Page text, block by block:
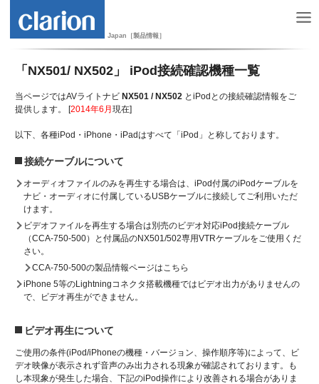
Japan［製品情報］
「NX501/ NX502」 iPod接続確認機種一覧
当ページではAVライトナビ NX501 / NX502 とiPodとの接続確認情報をご
提供します。 [2014年6月現在]
以下、各種iPod・iPhone・iPadはすべて「iPod」と称しております。
接続ケーブルについて
オーディオファイルのみを再生する場合は、iPod付属のiPodケーブルを
ナビ・オーディオに付属しているUSBケーブルに接続してご利用いただ
けます。
ビデオファイルを再生する場合は別売のビデオ対応iPod接続ケーブル
（CCA-750-500）と付属品のNX501/502専用VTRケーブルをご使用くだ
さい。
CCA-750-500の製品情報ページはこちら
iPhone 5等のLightningコネクタ搭載機種ではビデオ出力がありませんの
で、ビデオ再生ができません。
ビデオ再生について
ご使用の条件(iPod/iPhoneの機種・バージョン、操作順序等)によって、ビ
デオ映像が表示されず音声のみ出力される現象が確認されております。も
し本現象が発生した場合、下記のiPod操作により改善される場合がありま